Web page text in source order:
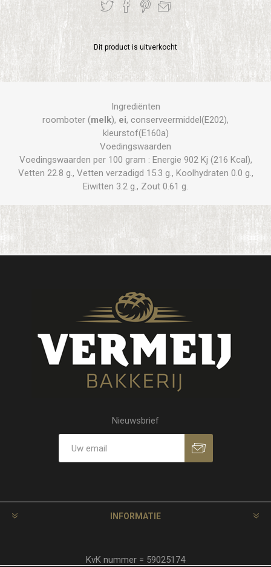
Dit product is uitverkocht
Ingrediënten
roomboter (melk), ei, conserveermiddel(E202),
kleurstof(E160a)
Voedingswaarden
Voedingswaarden per 100 gram : Energie 902 Kj (216 Kcal),
Vetten 22.8 g., Vetten verzadigd 15.3 g., Koolhydraten 0.0 g.,
Eiwitten 3.2 g., Zout 0.61 g.
Nieuwsbrief
INFORMATIE
KvK nummer = 59025174